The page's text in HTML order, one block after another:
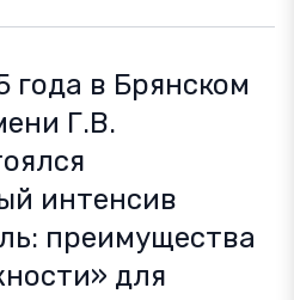
года в Брянском
Г.В.
интенсив
преимущества
для